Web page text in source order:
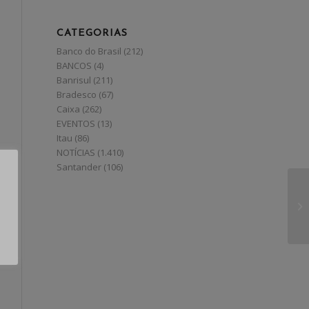
CATEGORIAS
Banco do Brasil (212)
BANCOS (4)
Banrisul (211)
Bradesco (67)
Caixa (262)
EVENTOS (13)
Itau (86)
NOTÍCIAS (1.410)
Santander (106)